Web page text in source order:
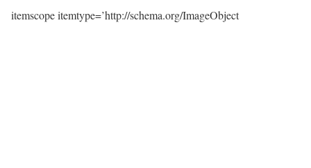
itemscope itemtype=’http://schema.org/ImageObject